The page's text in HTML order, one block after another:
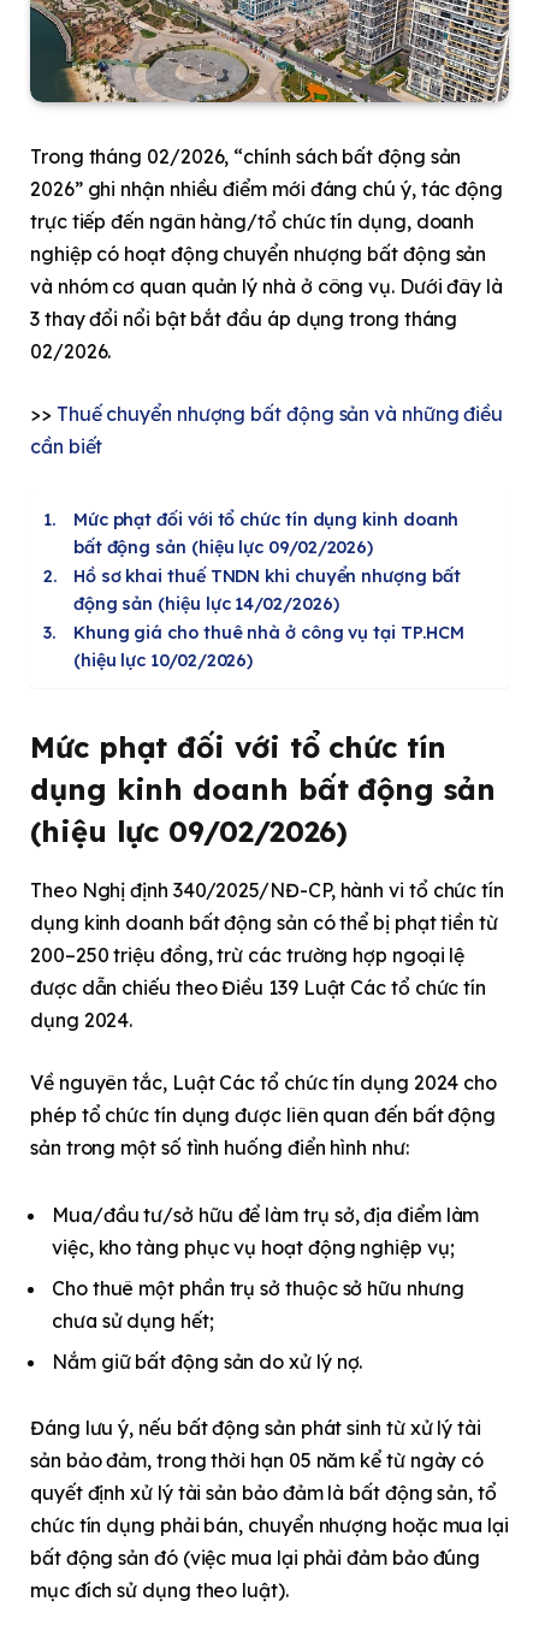
Trong tháng 02/2026, “chính sách bất động sản
2026” ghi nhận nhiều điểm mới đáng chú ý, tác động
trực tiếp đến ngân hàng/tổ chức tín dụng, doanh
nghiệp có hoạt động chuyển nhượng bất động sản
và nhóm cơ quan quản lý nhà ở công vụ. Dưới đây là
3 thay đổi nổi bật bắt đầu áp dụng trong tháng
02/2026.
>> Thuế chuyển nhượng bất động sản và những điều
cần biết
Mức phạt đối với tổ chức tín dụng kinh doanh
bất động sản (hiệu lực 09/02/2026)
Hồ sơ khai thuế TNDN khi chuyển nhượng bất
động sản (hiệu lực 14/02/2026)
Khung giá cho thuê nhà ở công vụ tại TP.HCM
(hiệu lực 10/02/2026)
Mức phạt đối với tổ chức tín
dụng kinh doanh bất động sản
(hiệu lực 09/02/2026)
Theo Nghị định 340/2025/NĐ-CP, hành vi tổ chức tín
dụng kinh doanh bất động sản có thể bị phạt tiền từ
200–250 triệu đồng, trừ các trường hợp ngoại lệ
được dẫn chiếu theo Điều 139 Luật Các tổ chức tín
dụng 2024.
Về nguyên tắc, Luật Các tổ chức tín dụng 2024 cho
phép tổ chức tín dụng được liên quan đến bất động
sản trong một số tình huống điển hình như:
Mua/đầu tư/sở hữu để làm trụ sở, địa điểm làm
việc, kho tàng phục vụ hoạt động nghiệp vụ;
Cho thuê một phần trụ sở thuộc sở hữu nhưng
chưa sử dụng hết;
Nắm giữ bất động sản do xử lý nợ.
Đáng lưu ý, nếu bất động sản phát sinh từ xử lý tài
sản bảo đảm, trong thời hạn 05 năm kể từ ngày có
quyết định xử lý tài sản bảo đảm là bất động sản, tổ
chức tín dụng phải bán, chuyển nhượng hoặc mua lại
bất động sản đó (việc mua lại phải đảm bảo đúng
mục đích sử dụng theo luật).